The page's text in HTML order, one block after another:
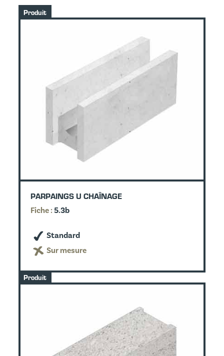
Produit
PARPAINGS U CHAÎNAGE
Fiche :5.3b
Standard
Sur mesure
Produit